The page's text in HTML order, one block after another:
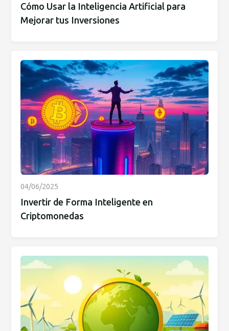
Cómo Usar la Inteligencia Artificial para
Mejorar tus Inversiones
04/06/2025
Invertir de Forma Inteligente en
Criptomonedas